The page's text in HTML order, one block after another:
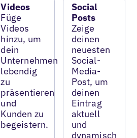
Videos
Füge
Videos
hinzu, um
dein
Unternehmen
lebendig
zu
präsentieren
und
Kunden zu
begeistern.
Social
Posts
Zeige
deinen
neuesten
Social-
Media-
Post, um
deinen
Eintrag
aktuell
und
dynamisch